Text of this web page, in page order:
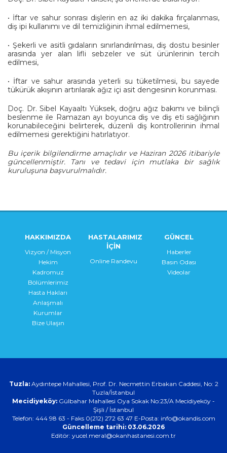
• İftar ve sahur sonrası dişlerin en az iki dakika fırçalanması,
diş ipi kullanımı ve dil temizliğinin ihmal edilmemesi,
• Şekerli ve asitli gıdaların sınırlandırılması, diş dostu besinler
arasında yer alan lifli sebzeler ve süt ürünlerinin tercih
edilmesi,
• İftar ve sahur arasında yeterli su tüketilmesi, bu sayede
tükürük akışının artırılarak ağız içi asit dengesinin korunması.
Doç. Dr. Sibel Kayaaltı Yüksek, doğru ağız bakımı ve bilinçli
beslenme ile Ramazan ayı boyunca diş ve diş eti sağlığının
korunabileceğini belirterek, düzenli diş kontrollerinin ihmal
edilmemesi gerektiğini hatırlatıyor.
Bu içerik bilgilendirme amaçlıdır ve Haziran 2026 itibariyle
güncellenmiştir. Tanı ve tedavi için mutlaka bir sağlık
kuruluşuna başvurulmalıdır.
HAKKIMIZDA
Vizyon / Misyon
Hekim
Kadromuz
Bölümlerimiz
Hasta Hakları
Anlaşmalı
Kurumlar
Bize Ulaşın
HASTALARIMIZ
İÇİN
Online Randevu
GÜNCEL
Haberler
Basın Odası
Videolar
Tuzla:Aydıntepe Mahallesi, Prof. Dr. Necmettin Erbakan Caddesi, No: 2
Tuzla/İstanbul
Mecidiyeköy: Gülbahar Mahallesi Oya Sokak No:23/A Mecidiyeköy -
Şişli / İstanbul
Telefon: 444 98 63 - Faks 0(212) 272 63 47 E-Posta: info@okandis.com
Güncelleme tarihi: 03.06.2026
Editör: yucel.meral@okanhastanesi.com.tr